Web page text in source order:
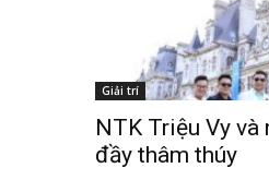
Giải trí
NTK Triệu Vy
đầy thâm thúy